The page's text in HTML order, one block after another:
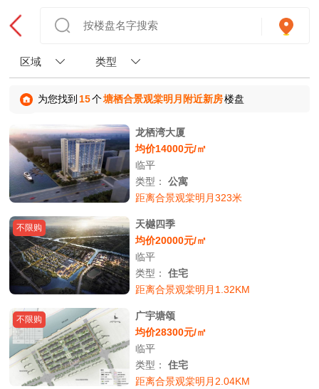
区域 类型
为您找到 15个塘栖合景观棠明月附近新房楼盘
龙栖湾大厦
均价14000元/㎡
临平
类型：公寓
距离合景观棠明月323米
不限购
天樾四季
均价20000元/㎡
临平
类型：住宅
距离合景观棠明月1.32KM
不限购
广宇塘颂
均价28300元/㎡
临平
类型：住宅
距离合景观棠明月2.04KM